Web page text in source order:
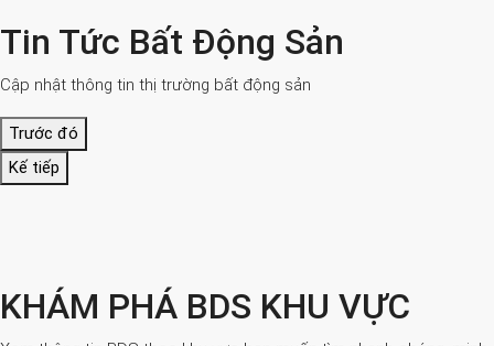
Tin Tức Bất Động Sản
Cập nhật thông tin thị trường bất động sản
Trước đó
Kế tiếp
KHÁM PHÁ BDS KHU VỰC